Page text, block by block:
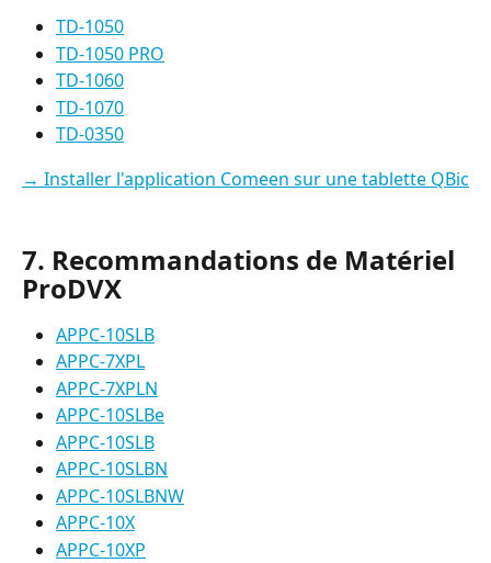
TD-1050
TD-1050 PRO
TD-1060
TD-1070
TD-0350
→ Installer l'application Comeen sur une tablette QBic
7. Recommandations de Matériel
ProDVX
APPC-10SLB
APPC-7XPL
APPC-7XPLN
APPC-10SLBe
APPC-10SLB
APPC-10SLBN
APPC-10SLBNW
APPC-10X
APPC-10XP